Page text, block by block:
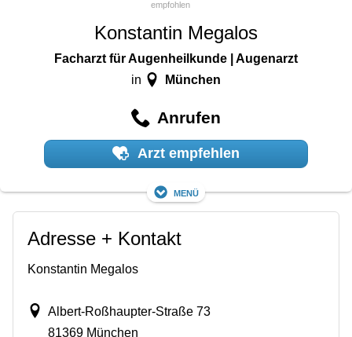
Konstantin Megalos
Facharzt für Augenheilkunde | Augenarzt
in München
Anrufen
Arzt empfehlen
Menü
Adresse + Kontakt
Konstantin Megalos
Albert-Roßhaupter-Straße 73
81369 München